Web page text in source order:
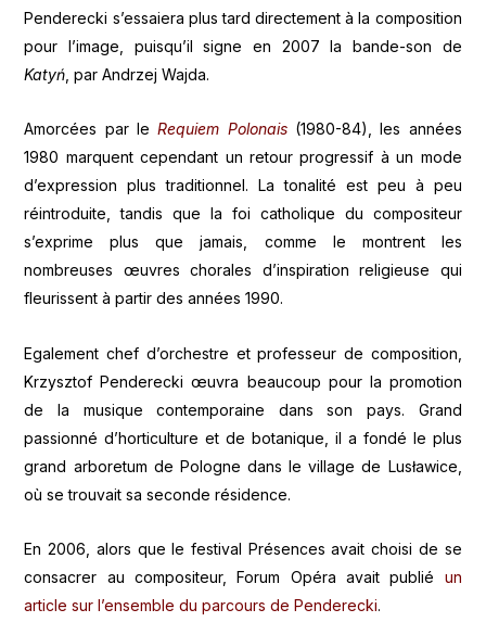
Penderecki s’essaiera plus tard directement à la composition
pour l’image, puisqu’il signe en 2007 la bande-son de
Katyń , par Andrzej Wajda.
Amorcées par leRequiem Polonais(1980-84), les années
1980 marquent cependant un retour progressif à un mode
d’expression plus traditionnel. La tonalité est peu à peu
réintroduite, tandis que la foi catholique du compositeur
s’exprime plus que jamais, comme le montrent les
nombreuses œuvres chorales d’inspiration religieuse qui
fleurissent à partir des années 1990.
Egalement chef d’orchestre et professeur de composition,
Krzysztof Penderecki œuvra beaucoup pour la promotion
de la musique contemporaine dans son pays. Grand
passionné d’horticulture et de botanique, il a fondé le plus
grand arboretum de Pologne dans le village de Lusławice,
où se trouvait sa seconde résidence.
En 2006, alors que le festival Présences avait choisi de se
consacrer au compositeur, Forum Opéra avait publié un
article sur l’ensemble du parcours de Penderecki.